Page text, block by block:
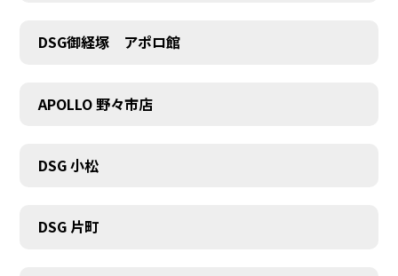
COMPANY
DSG御経塚 アポロ館
APOLLO 野々市店
DSG 小松
DSG 片町